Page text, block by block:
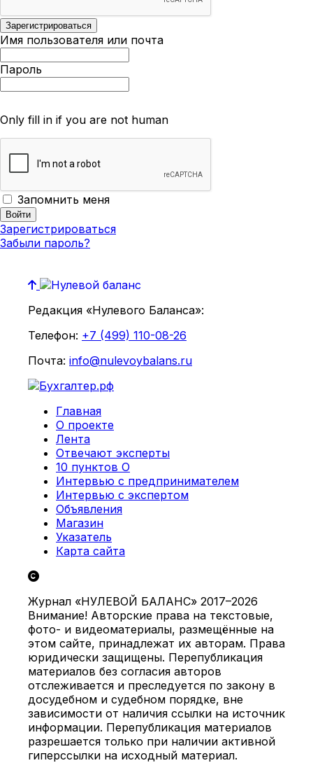
Имя пользователя или почта
Пароль
Only fill in if you are not human
Запомнить меня
Зарегистрироваться
Забыли пароль?
Редакция «Нулевого Баланса»:
Телефон: +7 (499) 110-08-26
Почта: info@nulevoybalans.ru
Главная
О проекте
Лента
Отвечают эксперты
10 пунктов О
Интервью с предпринимателем
Интервью с экспертом
Объявления
Магазин
Указатель
Карта сайта
Журнал «НУЛЕВОЙ БАЛАНС» 2017–2026
Внимание! Авторские права на текстовые,
фото- и видеоматериалы, размещённые на
этом сайте, принадлежат их авторам. Права
юридически защищены. Перепубликация
материалов без согласия авторов
отслеживается и преследуется по закону в
досудебном и судебном порядке, вне
зависимости от наличия ссылки на источник
информации. Перепубликация материалов
разрешается только при наличии активной
гиперссылки на исходный материал.